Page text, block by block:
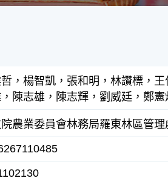
，楊智凱，張和明，林讚標，
陳志雄，陳志輝，劉威廷，鄭
農業委員會林務局羅東林區管理